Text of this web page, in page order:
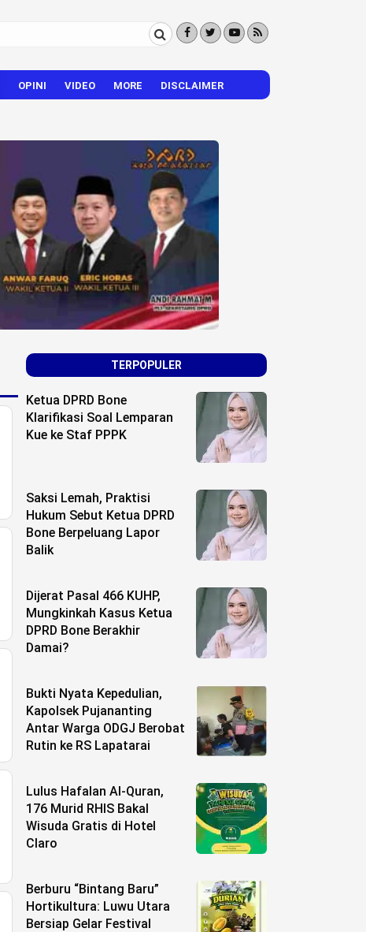
OPINI VIDEO MORE DISCLAIMER
TERPOPULER
Ketua DPRD Bone
Klarifikasi Soal Lemparan
Kue ke Staf PPPK
Saksi Lemah, Praktisi
Hukum Sebut Ketua DPRD
Bone Berpeluang Lapor
Balik
Dijerat Pasal 466 KUHP,
Mungkinkah Kasus Ketua
DPRD Bone Berakhir
Damai?
Bukti Nyata Kepedulian,
Kapolsek Pujananting
Antar Warga ODGJ Berobat
Rutin ke RS Lapatarai
Lulus Hafalan Al-Quran,
176 Murid RHIS Bakal
Wisuda Gratis di Hotel
Claro
Berburu “Bintang Baru”
Hortikultura: Luwu Utara
Bersiap Gelar Festival